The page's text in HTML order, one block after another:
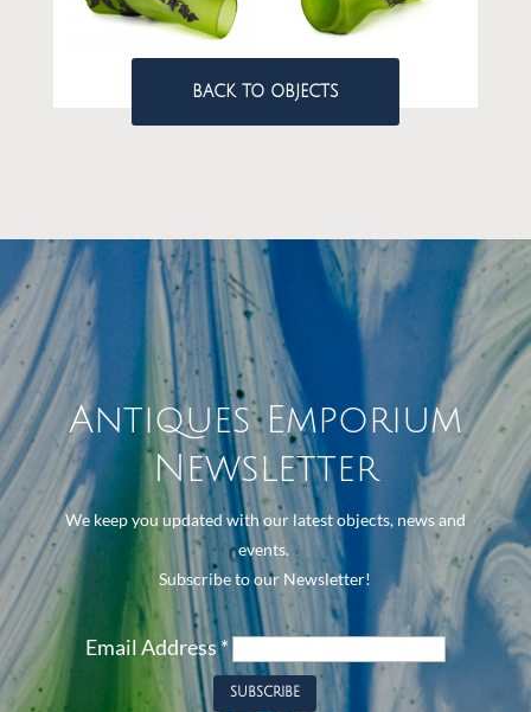
BACK TO OBJECTS
Antiques Emporium
Newsletter
We keep you updated with our latest objects, news and
events.
Subscribe to our Newsletter!
Email Address*